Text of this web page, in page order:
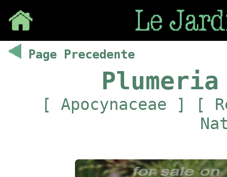
Page Precedente
[ Apocynaceae ] [